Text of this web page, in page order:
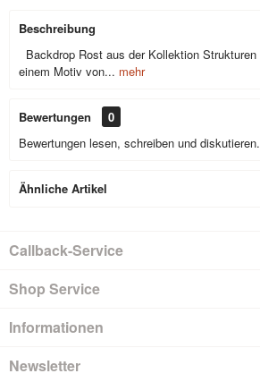
Beschreibung
Backdrop Rost aus der Kollektion
einem Motiv von... mehr
Bewertungen
0
Bewertungen lesen, schreiben und
Ähnliche Artikel
Callback-Service
Shop Service
Informationen
Newsletter